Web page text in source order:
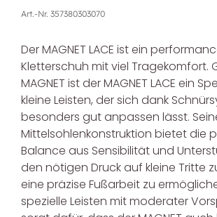
Art.-Nr. 357380303070
Der MAGNET LACE ist ein
Kletterschuh mit viel Tragekomfort.
MAGNET ist der MAGNET LACE ein
kleine Leisten, der sich dank
besonders gut anpassen lässt.
Mittelsohlenkonstruktion bietet die
Balance aus Sensibilität und
den nötigen Druck auf kleine Tritte
eine präzise Fußarbeit zu
spezielle Leisten mit moderater